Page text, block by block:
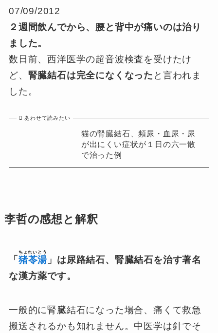
07/09/2012
２週間飲んでから、腰と背中が痛いのは治り
ました。
数日前、西洋医学の超音波検査を受けたけ
ど、 腎臓結石は完全になくなった と言われま
した。
あわせて読みたい
猫の腎臓結石、頻尿・血尿・尿
が出にくい症状が１日の六一散
で治った例
李哲の感想と解釈
「猪苓湯
ちょれいとう
」は尿路結石、腎臓結石を治す著名
な漢方薬です。
一般的に腎臓結石になった場合、痛くて救急
搬送されるかも知れません。中医学は針でそ